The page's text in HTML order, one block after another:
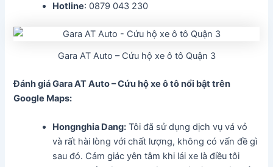
Hotline: 0879 043 230
Gara AT Auto – Cứu hộ xe ô tô Quận 3
Đánh giá Gara AT Auto – Cứu hộ xe ô tô nổi bật trên
Google Maps:
Hongnghia Dang: Tôi đã sử dụng dịch vụ vá vỏ
và rất hài lòng với chất lượng, không có vấn đề gì
sau đó. Cảm giác yên tâm khi lái xe là điều tôi